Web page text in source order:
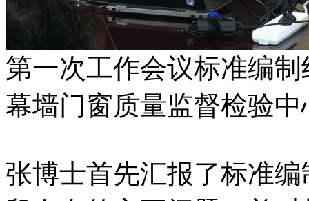
第一次工作会议标准编
幕墙门窗质量监督检验
张博士首先汇报了标准